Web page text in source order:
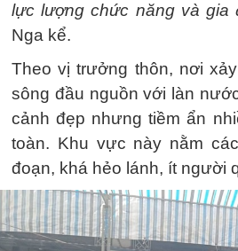
lực lượng chức năng và gia
Nga kể.
Theo vị trưởng thôn, nơi
sông đầu nguồn với làn
cảnh đẹp nhưng tiềm ẩn
toàn. Khu vực này nằm
đoạn, khá hẻo lánh, ít người